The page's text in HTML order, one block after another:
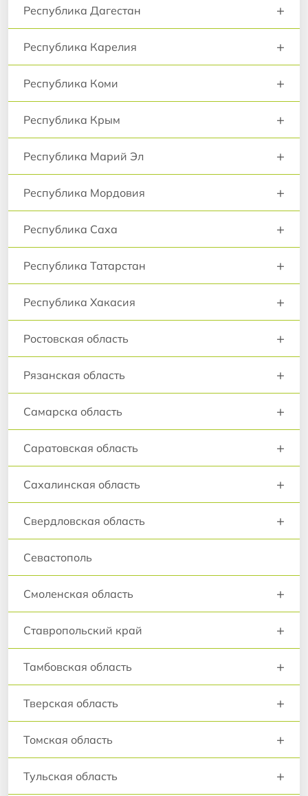
Республика Дагестан +
Республика Карелия +
Республика Коми +
Республика Крым +
Республика Марий Эл +
Республика Мордовия +
Республика Саха +
Республика Татарстан +
Республика Хакасия +
Ростовская область +
Рязанская область +
Самарска область +
Саратовская область +
Сахалинская область +
Свердловская область +
Севастополь
Смоленская область +
Ставропольский край +
Тамбовская область +
Тверская область +
Томская область +
Тульская область +